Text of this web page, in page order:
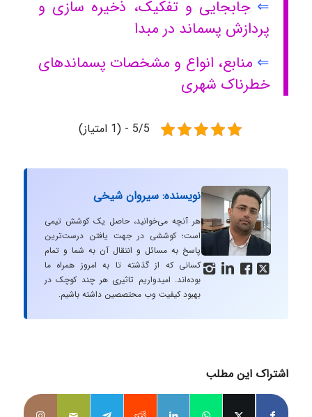
⇐جابجایی و تفکیک، ذخیره سازی و
پردازش پسماند در مبدا
⇐ منابع، انواع و مشخصات پسماندهای
خطرناک شهری
5/5 - (1 امتیاز)
   
نویسنده: سیروان شیخی
هر آنچه می‌خوانید، حاصل یک کوشش تیمی
است؛ کوششی در جهت یافتن درست‌ترین
پاسخ به مسائل و انتقال آن به شما و تمام
کسانی که از گذشته تا به امروز همراه ما
بوده‌اند. امیدواریم تاثیری هر چند کوچک در
بهبود کیفیت وب محتصصین داشته باشیم.
اشتراک این مطلب